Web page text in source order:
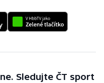
Sledujte ČT sport